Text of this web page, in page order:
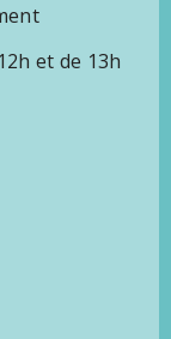
et de 13h